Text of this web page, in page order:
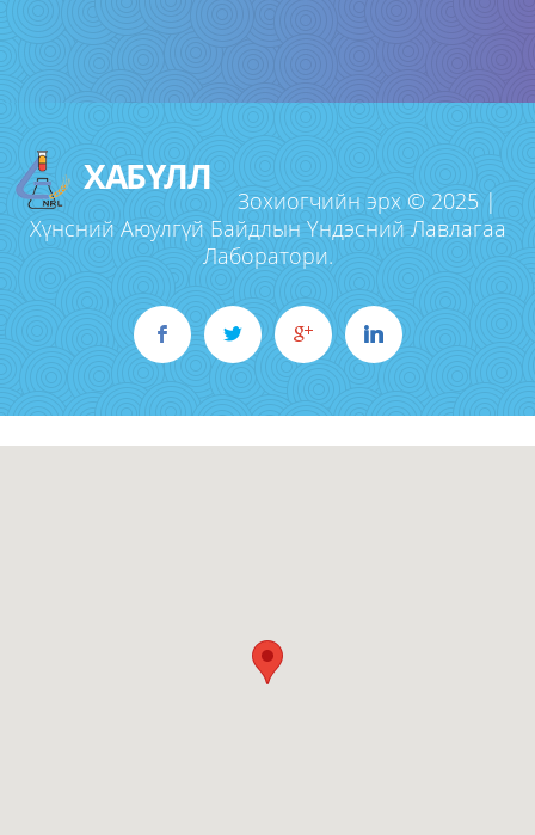
ХАБҮЛЛ
Зохиогчийн эрх © 2025 |
Хүнсний Аюулгүй Байдлын Үндэсний Лавлагаа
Лаборатори.